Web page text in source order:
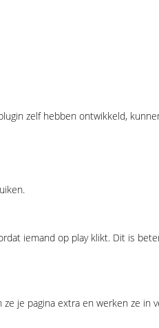
zelf hebben ontwikkeld,
iemand op play klikt. Dit is
je pagina extra en werken ze in